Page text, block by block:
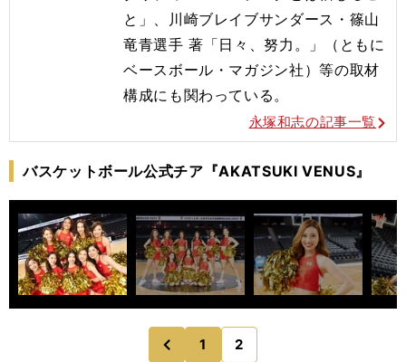
と」、川崎ブレイブサンダース・ 篠山
竜青選手 著「日々、努力。」（ともに
ベースボール・マガジン社）等の取材
構成にも関わっている。
永塚和志の記事一覧
バスケットボール公式チア『AKATSUKI VENUS』
前
1 2